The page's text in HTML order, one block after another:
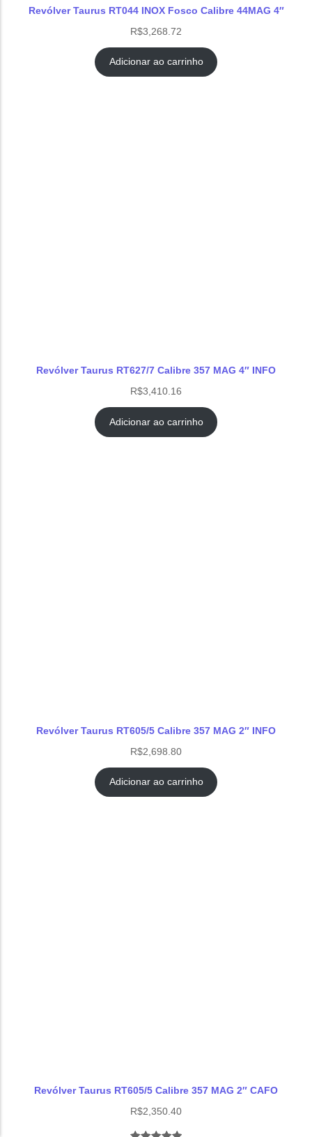
Revólver Taurus RT044 INOX Fosco Calibre 44MAG 4″
R$3,268.72
Adicionar ao carrinho
Revólver Taurus RT627/7 Calibre 357 MAG 4″ INFO
R$3,410.16
Adicionar ao carrinho
Revólver Taurus RT605/5 Calibre 357 MAG 2″ INFO
R$2,698.80
Adicionar ao carrinho
Revólver Taurus RT605/5 Calibre 357 MAG 2″ CAFO
R$2,350.40